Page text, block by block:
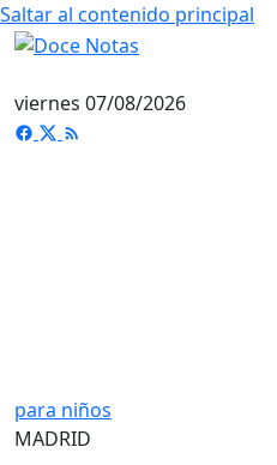
Saltar al contenido principal
viernes 07/08/2026
para niños
MADRID